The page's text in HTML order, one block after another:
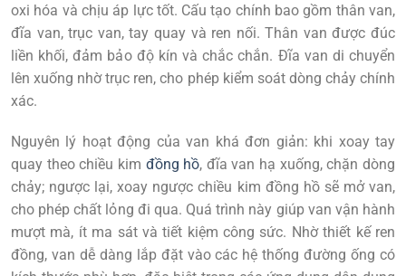
oxi hóa và chịu áp lực tốt. Cấu tạo chính bao gồm thân van,
đĩa van, trục van, tay quay và ren nối. Thân van được đúc
liền khối, đảm bảo độ kín và chắc chắn. Đĩa van di chuyển
lên xuống nhờ trục ren, cho phép kiểm soát dòng chảy chính
xác.
Nguyên lý hoạt động của van khá đơn giản: khi xoay tay
quay theo chiều kim đồng hồ, đĩa van hạ xuống, chặn dòng
chảy; ngược lại, xoay ngược chiều kim đồng hồ sẽ mở van,
cho phép chất lỏng đi qua. Quá trình này giúp van vận hành
mượt mà, ít ma sát và tiết kiệm công sức. Nhờ thiết kế ren
đồng, van dễ dàng lắp đặt vào các hệ thống đường ống có